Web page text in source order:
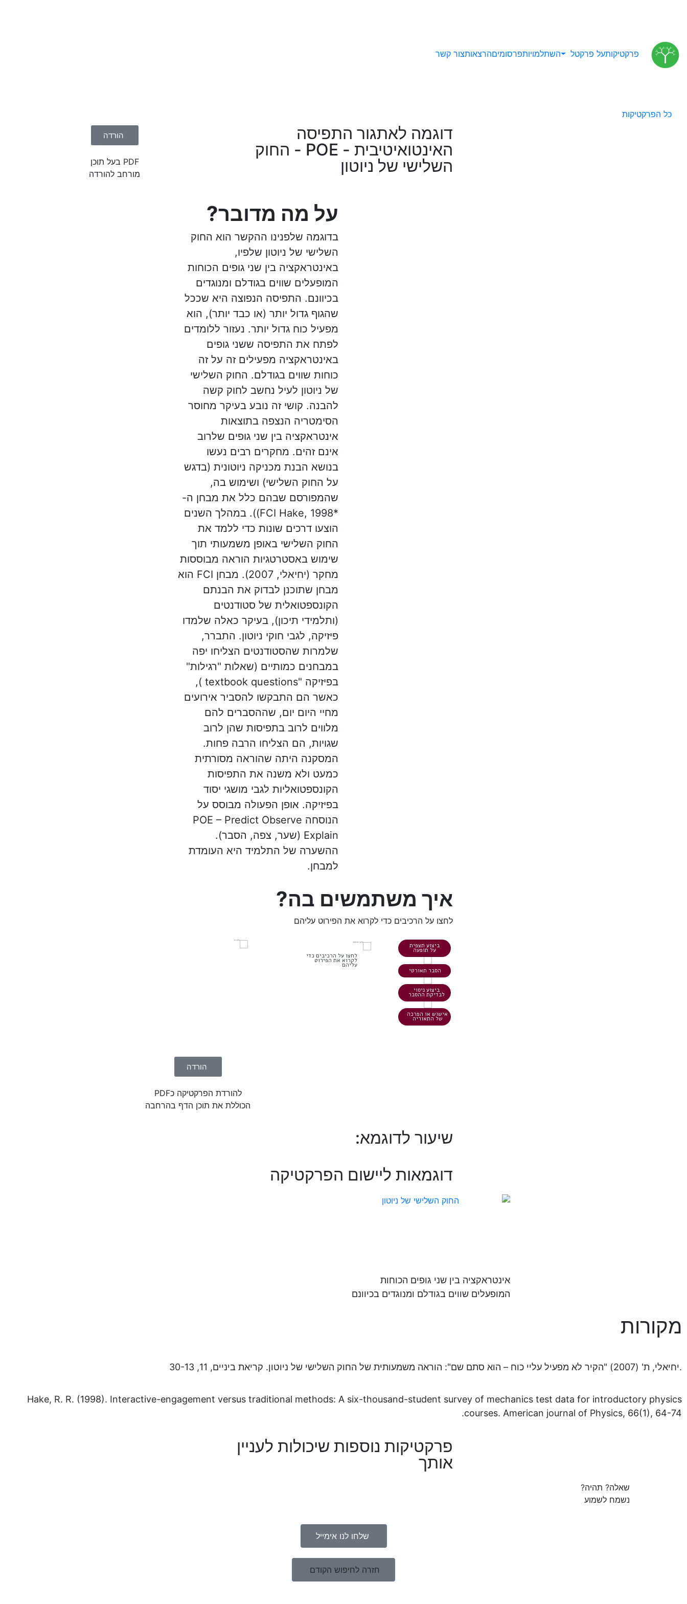
פרקטיקותעל פרקטל השתלמויותפרסומיםהרצאותצור קשר
כל הפרקטיקות
דוגמה לאתגור התפיסה
האינטואיטיבית - POE - החוק
השלישי של ניוטון
הורדה
PDF בעל תוכן
מורחב להורדה
על מה מדובר?
בדוגמה שלפנינו ההקשר הוא החוק
השלישי של ניוטון שלפיו,
באינטראקציה בין שני גופים הכוחות
המופעלים שווים בגודלם ומנוגדים
בכיוונם. התפיסה הנפוצה היא שככל
שהגוף גדול יותר (או כבד יותר), הוא
מפעיל כוח גדול יותר. נעזור ללומדים
לפתח את התפיסה ששני גופים
באינטראקציה מפעילים זה על זה
כוחות שווים בגודלם. החוק השלישי
של ניוטון לעיל נחשב לחוק קשה
להבנה. קושי זה נובע בעיקר מחוסר
הסימטריה הנצפה בתוצאות
אינטראקציה בין שני גופים שלרוב
אינם זהים. מחקרים רבים נעשו
בנושא הבנת מכניקה ניוטונית (בדגש
על החוק השלישי) ושימוש בה,
שהמפורסם שבהם כלל את מבחן ה-
*FCI Hake, 1998)). במהלך השנים
הוצעו דרכים שונות כדי ללמד את
החוק השלישי באופן משמעותי תוך
שימוש באסטרטגיות הוראה מבוססות
מחקר (יחיאלי, 2007). מבחן FCI הוא
מבחן שתוכנן לבדוק את הבנתם
הקונספטואלית של סטודנטים
(ותלמידי תיכון), בעיקר כאלה שלמדו
פיזיקה, לגבי חוקי ניוטון. התברר,
שלמרות שהסטודנטים הצליחו יפה
במבחנים כמותיים (שאלות "רגילות"
בפיזיקה "textbook questions ),
כאשר הם התבקשו להסביר אירועים
מחיי היום יום, שההסברים להם
מלווים לרוב בתפיסות שהן לרוב
שגויות, הם הצליחו הרבה פחות.
המסקנה היתה שהוראה מסורתית
כמעט ולא משנה את התפיסות
הקונספטואליות לגבי מושגי יסוד
בפיזיקה. אופן הפעולה מבוסס על
הנוסחה POE – Predict Observe
Explain (שער, צפה, הסבר).
ההשערה של התלמיד היא העומדת
למבחן.
איך משתמשים בה?
לחצו על הרכיבים כדי לקרוא את הפירוט עליהם
ביצוע תצפית
על תופעה
הסבר תאורטי
ביצוע ניסוי
לבדיקת ההסבר
אישוש או הפרכה
של התאוריה
לחצו על הרכיבים כדי
לקרוא את הפירוט
עליהם
הורדה
להורדת הפרקטיקה כPDF
הכוללת את תוכן הדף בהרחבה
שיעור לדוגמא:
דוגמאות ליישום הפרקטיקה
אינטראקציה בין שני גופים הכוחות
המופעלים שווים בגודלם ומנוגדים בכיוונם
מקורות
יחיאלי, ת' (2007) "הקיר לא מפעיל עליי כוח – הוא סתם שם": הוראה משמעותית של החוק השלישי של ניוטון. קריאת ביניים, 11, 30-13.
Hake, R. R. (1998). Interactive-engagement versus traditional methods: A six-thousand-student survey of mechanics test data for introductory physics
courses. American journal of Physics, 66(1), 64-74.
פרקטיקות נוספות שיכולות לעניין
אותך
שאלה? תהיה?
נשמח לשמוע
שלחו לנו אימייל
חזרה לחיפוש הקודם